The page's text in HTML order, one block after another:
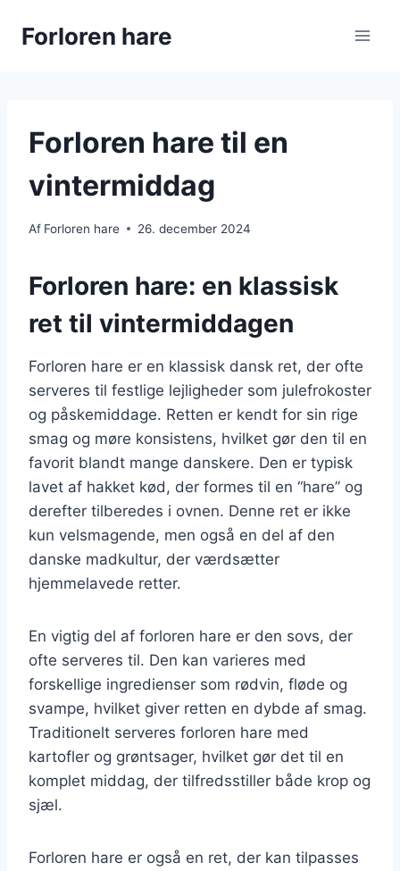
Forloren hare
Forloren hare til en
vintermiddag
Af Forloren hare 26. december 2024
Forloren hare: en klassisk
ret til vintermiddagen
Forloren hare er en klassisk dansk ret, der ofte
serveres til festlige lejligheder som julefrokoster
og påskemiddage. Retten er kendt for sin rige
smag og møre konsistens, hvilket gør den til en
favorit blandt mange danskere. Den er typisk
lavet af hakket kød, der formes til en “hare” og
derefter tilberedes i ovnen. Denne ret er ikke
kun velsmagende, men også en del af den
danske madkultur, der værdsætter
hjemmelavede retter.
En vigtig del af forloren hare er den sovs, der
ofte serveres til. Den kan varieres med
forskellige ingredienser som rødvin, fløde og
svampe, hvilket giver retten en dybde af smag.
Traditionelt serveres forloren hare med
kartofler og grøntsager, hvilket gør det til en
komplet middag, der tilfredsstiller både krop og
sjæl.
Forloren hare er også en ret, der kan tilpasses